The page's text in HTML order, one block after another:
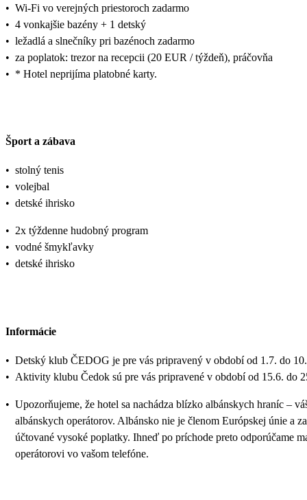
• Wi-Fi vo verejných priestoroch zadarmo
• 4 vonkajšie bazény + 1 detský
• ležadlá a slnečníky pri bazénoch zadarmo
• za poplatok: trezor na recepcii (20 EUR / týždeň), práčovňa
• * Hotel neprijíma platobné karty.
Šport a zábava
• stolný tenis
• volejbal
• detské ihrisko
• 2x týždenne hudobný program
• vodné šmykľavky
• detské ihrisko
Informácie
• Detský klub ČEDOG je pre vás pripravený v období od 1.7. do
• Aktivity klubu Čedok sú pre vás pripravené v období od 15.6. do
• Upozorňujeme, že hotel sa nachádza blízko albánskych hraníc –
albánskych operátorov. Albánsko nie je členom Európskej únie a
účtované vysoké poplatky. Ihneď po príchode preto odporúčame
operátorovi vo vašom telefóne.